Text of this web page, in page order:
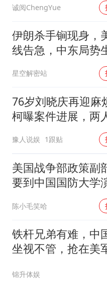
诚阅ChengYue
伊朗杀手锏现身，
线告急，中东局势
星空解密站
76岁刘晓庆再迎麻
柯曝案件进展，两
豫人说娱 1跟贴
美国战争部政策副
要到中国国防大学
陈小毛笑哈
铁杆兄弟有难，中
坐视不管，抢在美
锦升体娱